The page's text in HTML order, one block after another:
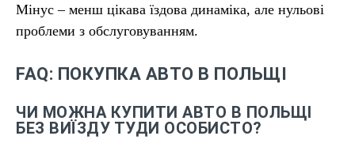
Мінус – менш цікава їздова динаміка, але нульові
проблеми з обслуговуванням.
FAQ: ПОКУПКА АВТО В ПОЛЬЩІ
ЧИ МОЖНА КУПИТИ АВТО В ПОЛЬЩІ
БЕЗ ВИЇЗДУ ТУДИ ОСОБИСТО?